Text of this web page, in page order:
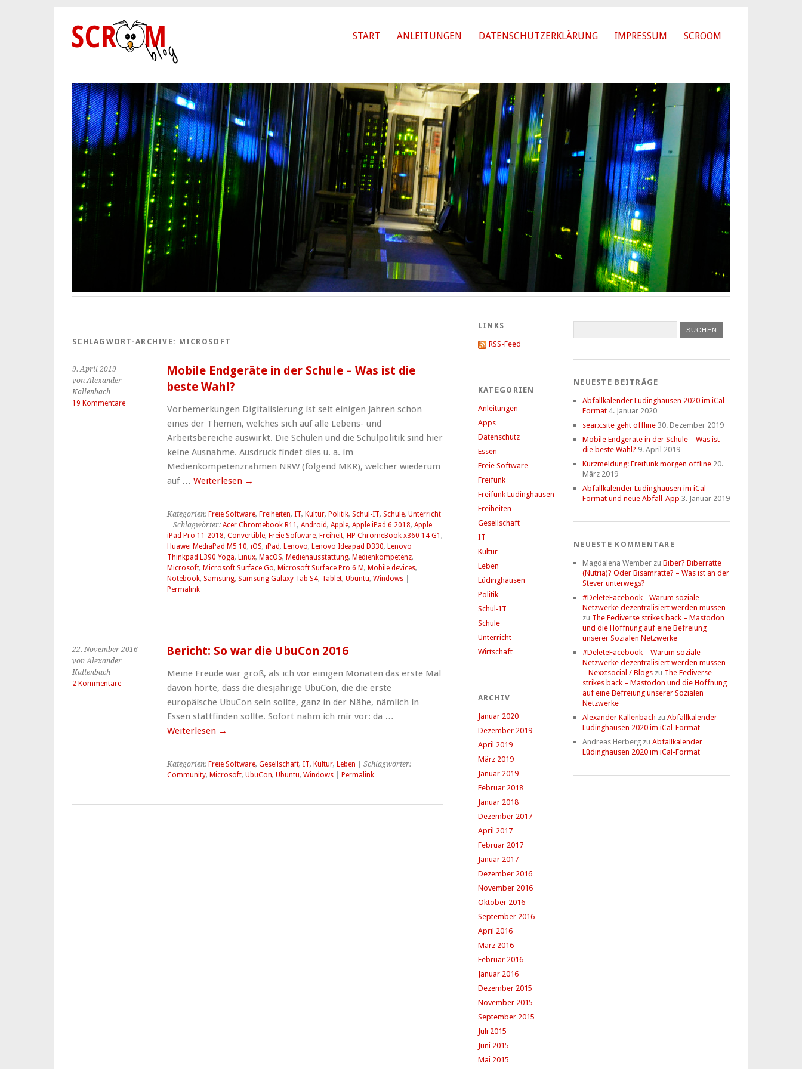
START ANLEITUNGEN DATENSCHUTZERKLÄRUNG IMPRESSUM SCROOM
SCHLAGWORT-ARCHIVE: MICROSOFT
9. April 2019
von Alexander
Kallenbach
19 Kommentare
Mobile Endgeräte in der Schule – Was ist die
beste Wahl?
Vorbemerkungen Digitalisierung ist seit einigen Jahren schon
eines der Themen, welches sich auf alle Lebens- und
Arbeitsbereiche auswirkt. Die Schulen und die Schulpolitik sind hier
keine Ausnahme. Ausdruck findet dies u. a. im
Medienkompetenzrahmen NRW (folgend MKR), welcher wiederum
auf … Weiterlesen →
Kategorien: Freie Software, Freiheiten, IT, Kultur, Politik, Schul-IT, Schule, Unterricht
| Schlagwörter: Acer Chromebook R11 , Android, Apple, Apple iPad 6 2018, Apple
iPad Pro 11 2018, Convertible, Freie Software, Freiheit, HP ChromeBook x360 14 G1 ,
Huawei MediaPad M5 10, iOS, iPad, Lenovo, Lenovo Ideapad D330, Lenovo
Thinkpad L390 Yoga, Linux, MacOS, Medienausstattung, Medienkompetenz,
Microsoft, Microsoft Surface Go, Microsoft Surface Pro 6 M, Mobile devices,
Notebook, Samsung, Samsung Galaxy Tab S4, Tablet, Ubuntu, Windows|
Permalink
22. November 2016
von Alexander
Kallenbach
2 Kommentare
Bericht: So war die UbuCon 2016
Meine Freude war groß, als ich vor einigen Monaten das erste Mal
davon hörte, dass die diesjährige UbuCon, die die erste
europäische UbuCon sein sollte, ganz in der Nähe, nämlich in
Essen stattfinden sollte. Sofort nahm ich mir vor: da …
Weiterlesen →
Kategorien: Freie Software, Gesellschaft, IT, Kultur, Leben | Schlagwörter:
Community, Microsoft, UbuCon, Ubuntu, Windows| Permalink
LINKS
RSS-Feed
KATEGORIEN
Anleitungen
Apps
Datenschutz
Essen
Freie Software
Freifunk
Freifunk Lüdinghausen
Freiheiten
Gesellschaft
IT
Kultur
Leben
Lüdinghausen
Politik
Schul-IT
Schule
Unterricht
Wirtschaft
ARCHIV
Januar 2020
Dezember 2019
April 2019
März 2019
Januar 2019
Februar 2018
Januar 2018
Dezember 2017
April 2017
Februar 2017
Januar 2017
Dezember 2016
November 2016
Oktober 2016
September 2016
April 2016
März 2016
Februar 2016
Januar 2016
Dezember 2015
November 2015
September 2015
Juli 2015
Juni 2015
Mai 2015
NEUESTE BEITRÄGE
Abfallkalender Lüdinghausen 2020 im iCal-
Format 4. Januar 2020
searx.site geht offline 30. Dezember 2019
Mobile Endgeräte in der Schule – Was ist
die beste Wahl? 9. April 2019
Kurzmeldung: Freifunk morgen offline 20.
März 2019
Abfallkalender Lüdinghausen im iCal-
Format und neue Abfall-App 3. Januar 2019
NEUESTE KOMMENTARE
Magdalena Wember zu Biber? Biberratte
(Nutria)? Oder Bisamratte? – Was ist an der
Stever unterwegs?
#DeleteFacebook - Warum soziale
Netzwerke dezentralisiert werden müssen
zu The Fediverse strikes back – Mastodon
und die Hoffnung auf eine Befreiung
unserer Sozialen Netzwerke
#DeleteFacebook – Warum soziale
Netzwerke dezentralisiert werden müssen
– Nexxtsocial / Blogs zu The Fediverse
strikes back – Mastodon und die Hoffnung
auf eine Befreiung unserer Sozialen
Netzwerke
Alexander Kallenbach zu Abfallkalender
Lüdinghausen 2020 im iCal-Format
Andreas Herberg zu Abfallkalender
Lüdinghausen 2020 im iCal-Format